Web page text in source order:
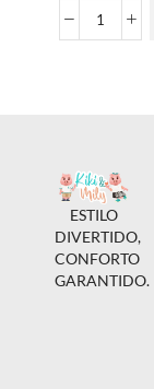
ESTILO
DIVERTIDO,
CONFORTO
GARANTIDO.